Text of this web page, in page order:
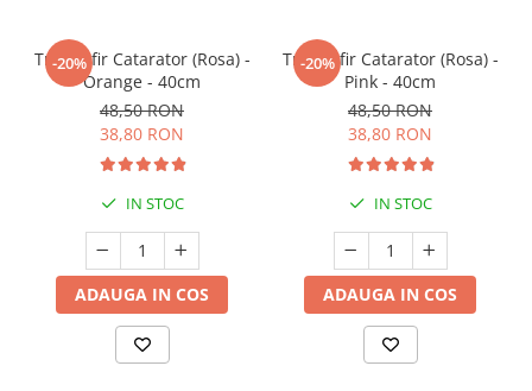
-20%
Trandafir Catarator (Rosa) -
Orange - 40cm
48,50 RON
38,80 RON
IN STOC
ADAUGA IN COS
-20%
Trandafir Catarator (Rosa) -
Pink - 40cm
48,50 RON
38,80 RON
IN STOC
ADAUGA IN COS